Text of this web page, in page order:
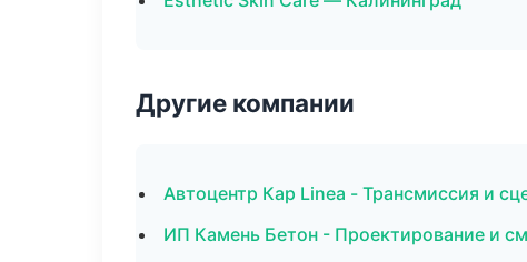
Другие компании
Автоцентр Кар Linea - Трансмиссия и
ИП Камень Бетон - Проектирование и